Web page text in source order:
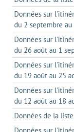
Données sur
du 2 septembre
Données sur
du 26 août au 1
Données sur
du 19 août au 25
Données sur
du 12 août au 18
Données de la
Données sur